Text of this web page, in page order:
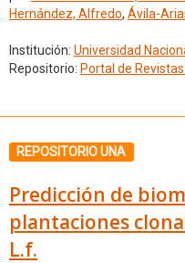
Hernández, Alfredo, Ávila-
Institución: Universidad
Repositorio: Portal de
REPOSITORIO UNA
Predicción de
plantaciones
L.f.